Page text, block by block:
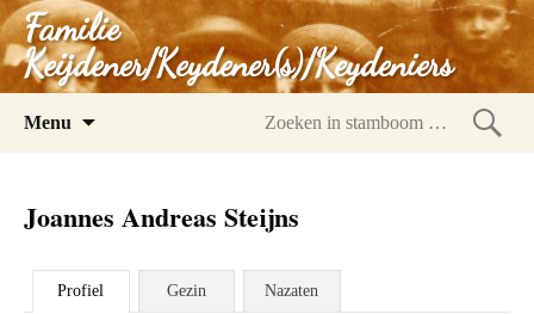
Familie
Keijdener/Keydener(s)/Keydeniers
Menu
Joannes Andreas Steijns
Profiel Gezin Nazaten